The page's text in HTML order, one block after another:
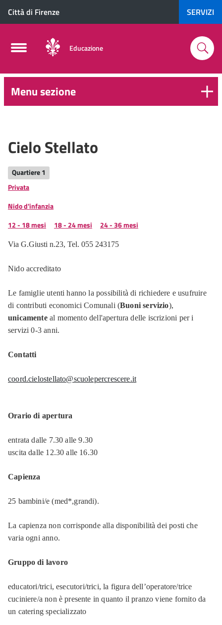
Città di Firenze SERVIZI
Educazione
0-Menu sezione
Cielo Stellato
Quartiere 1
Privata
Nido d'infanzia
12 - 18 mesi
18 - 24 mesi 24 - 36 mesi
Via G.Giusti n.23, Tel. 055 243175
Nido accreditato
Le famiglie utenti hanno la possibilità di richiedere e usufruire
di contributi economici Comunali (Buoni servizio),
unicamenteal momento dell'apertura delle iscrizioni per i
servizi 0-3 anni.
Contatti
coord.cielostellato@scuolepercrescere.it
Orario di apertura
entrata dalle 7.30 alle 9.30
uscita dalle 12.30 alle 16.30
Capienza
25 bambini/e (med*,grandi).
La capienza non corrisponde alla disponibilità dei posti che
varia ogni anno.
Gruppo di lavoro
educatori/trici, esecutori/trici, la figura dell’operatore/trice
cuciniere/a non è presente in quanto il pranzo viene fornito da
un catering specializzato